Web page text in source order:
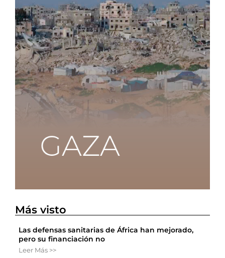
Más visto
Las defensas sanitarias de África han mejorado,
pero su financiación no
Leer Más >>